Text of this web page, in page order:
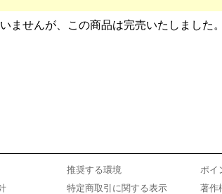
ませんが、この商品は完売いたしました。
推奨する環境 ポイ
特定商取引に関する表示 著作